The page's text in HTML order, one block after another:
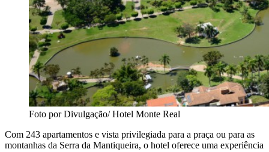
Foto por Divulgação/ Hotel Monte Real
Com 243 apartamentos e vista privilegiada para a praça ou para as
montanhas da Serra da Mantiqueira, o hotel oferece uma experiência